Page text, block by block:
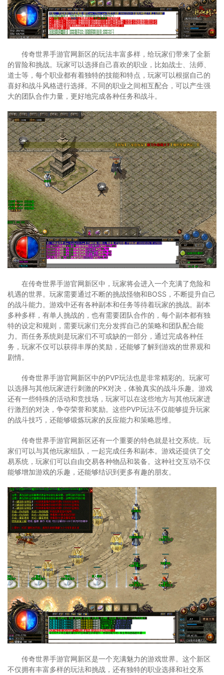
传奇世界手游官网新区的玩法丰富多样，给玩家们带来了全新
的冒险和挑战。玩家可以选择自己喜欢的职业，比如战士、法师、
道士等，每个职业都有着独特的技能和特点，玩家可以根据自己的
喜好和战斗风格进行选择。不同的职业之间相互配合，可以产生强
大的团队合作力量，更好地完成各种任务和战斗。
在传奇世界手游官网新区中，玩家将会进入一个充满了危险和
机遇的世界。玩家需要通过不断的挑战怪物和BOSS，不断提升自己
的战斗能力。游戏中还有各种副本和任务等待着玩家的挑战。副本
多种多样，有单人挑战的，也有需要团队合作的，每个副本都有独
特的设定和规则，需要玩家们充分发挥自己的策略和团队配合能
力。而任务系统则是玩家们不可或缺的一部分，通过完成各种任
务，玩家不仅可以获得丰厚的奖励，还能够了解到游戏的世界观和
剧情。
传奇世界手游官网新区中的PVP玩法也是非常精彩的。玩家可
以选择与其他玩家进行刺激的PK对决，体验真实的战斗乐趣。游戏
还有一些特殊的活动和竞技场，玩家可以在这些地方与其他玩家进
行激烈的对决，争夺荣誉和奖励。这些PVP玩法不仅能够提升玩家
的战斗技巧，还能够锻炼玩家的反应能力和策略思维。
传奇世界手游官网新区还有一个重要的特色就是社交系统。玩
家们可以与其他玩家组队，一起完成任务和副本。游戏还提供了交
易系统，玩家们可以自由交易各种物品和装备。这种社交互动不仅
能够增加游戏的乐趣，还能够结识到更多有趣的朋友。
传奇世界手游官网新区是一个充满魅力的游戏世界。这个新区
不仅拥有丰富多样的玩法和挑战，还有独特的职业选择和社交系